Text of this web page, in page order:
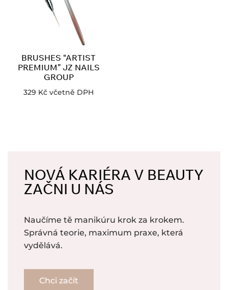
BRUSHES “ARTIST
PREMIUM” JZ NAILS
GROUP
329 Kč včetně DPH
NOVÁ KARIÉRA V BEAUTY
ZAČNI U NÁS
Naučíme tě manikúru krok za krokem.
Správná teorie, maximum praxe, která
vydělává.
Chci začít